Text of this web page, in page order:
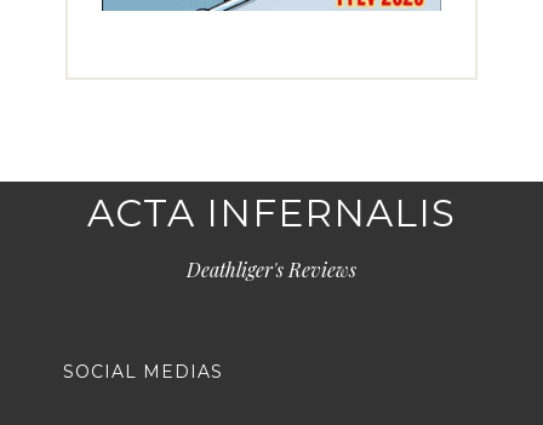
ACTA INFERNALIS
Deathliger's Reviews
SOCIAL MEDIAS